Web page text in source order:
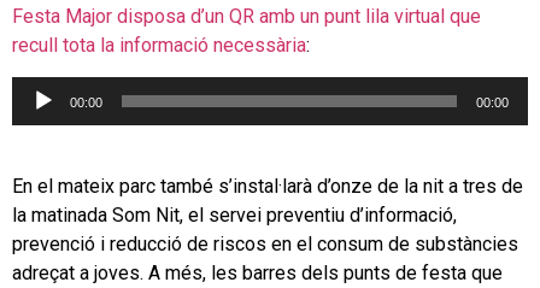
Festa Major disposa d’un QR amb un punt lila virtual que
recull tota la informació necessària:
Reproductor
00:00 00:00
En el mateix parc també s’instal·larà d’onze de la nit a tres de
la matinada Som Nit, el servei preventiu d’informació,
prevenció i reducció de riscos en el consum de substàncies
adreçat a joves. A més, les barres dels punts de festa que